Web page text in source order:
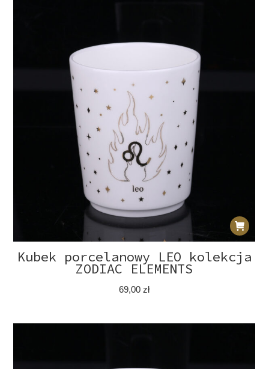
Kubek porcelanowy LEO kolekcja
ZODIAC ELEMENTS
69,00 zł